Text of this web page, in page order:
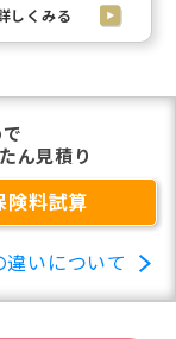
しくみる
ん見積り
険料試算
いについて